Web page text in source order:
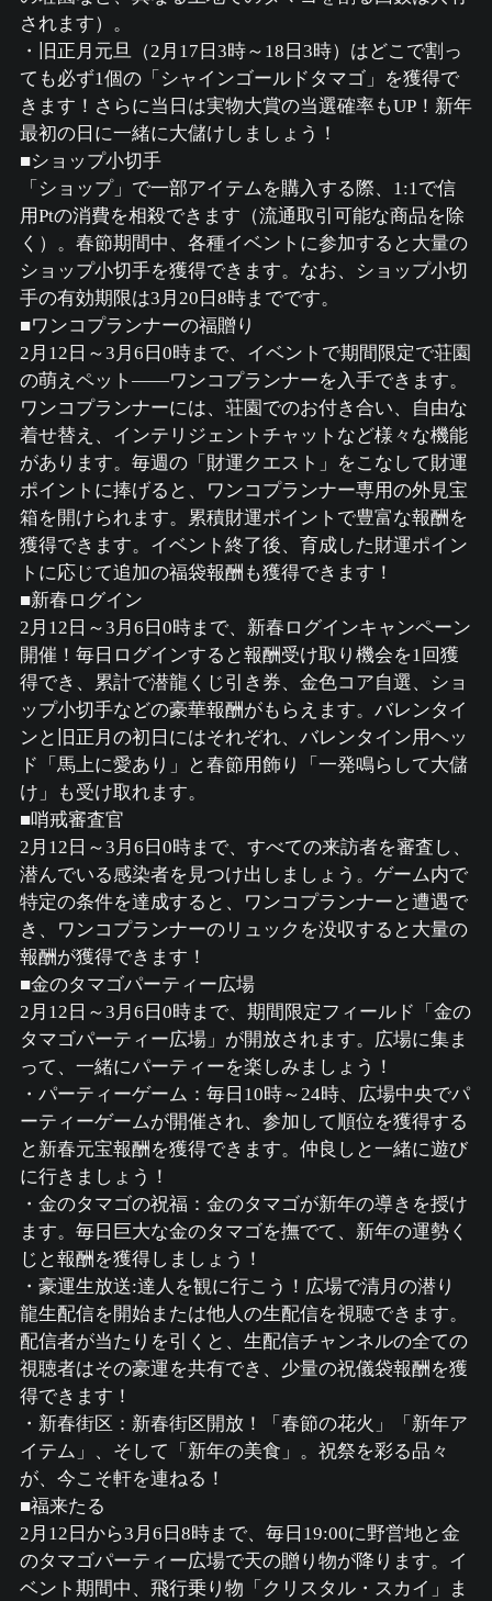
されます）。
・旧正月元旦（2月17日3時～18日3時）はどこで割っ
ても必ず1個の「シャインゴールドタマゴ」を獲得で
きます！さらに当日は実物大賞の当選確率もUP！新年
最初の日に一緒に大儲けしましょう！
■ショップ小切手
「ショップ」で一部アイテムを購入する際、1:1で信
用Ptの消費を相殺できます（流通取引可能な商品を除
く）。春節期間中、各種イベントに参加すると大量の
ショップ小切手を獲得できます。なお、ショップ小切
手の有効期限は3月20日8時までです。
■ワンコプランナーの福贈り
2月12日～3月6日0時まで、イベントで期間限定で荘園
の萌えペット——ワンコプランナーを入手できます。
ワンコプランナーには、荘園でのお付き合い、自由な
着せ替え、インテリジェントチャットなど様々な機能
があります。毎週の「財運クエスト」をこなして財運
ポイントに捧げると、ワンコプランナー専用の外見宝
箱を開けられます。累積財運ポイントで豊富な報酬を
獲得できます。イベント終了後、育成した財運ポイン
トに応じて追加の福袋報酬も獲得できます！
■新春ログイン
2月12日～3月6日0時まで、新春ログインキャンペーン
開催！毎日ログインすると報酬受け取り機会を1回獲
得でき、累計で潜龍くじ引き券、金色コア自選、ショ
ップ小切手などの豪華報酬がもらえます。バレンタイ
ンと旧正月の初日にはそれぞれ、バレンタイン用ヘッ
ド「馬上に愛あり」と春節用飾り「一発鳴らして大儲
け」も受け取れます。
■哨戒審査官
2月12日～3月6日0時まで、すべての来訪者を審査し、
潜んでいる感染者を見つけ出しましょう。ゲーム内で
特定の条件を達成すると、ワンコプランナーと遭遇で
き、ワンコプランナーのリュックを没収すると大量の
報酬が獲得できます！
■金のタマゴパーティー広場
2月12日～3月6日0時まで、期間限定フィールド「金の
タマゴパーティー広場」が開放されます。広場に集ま
って、一緒にパーティーを楽しみましょう！
・パーティーゲーム：毎日10時～24時、広場中央でパ
ーティーゲームが開催され、参加して順位を獲得する
と新春元宝報酬を獲得できます。仲良しと一緒に遊び
に行きましょう！
・金のタマゴの祝福：金のタマゴが新年の導きを授け
ます。毎日巨大な金のタマゴを撫でて、新年の運勢く
じと報酬を獲得しましょう！
・豪運生放送:達人を観に行こう！広場で清月の潜り
龍生配信を開始または他人の生配信を視聴できます。
配信者が当たりを引くと、生配信チャンネルの全ての
視聴者はその豪運を共有でき、少量の祝儀袋報酬を獲
得できます！
・新春街区：新春街区開放！「春節の花火」「新年ア
イテム」、そして「新年の美食」。祝祭を彩る品々
が、今こそ軒を連ねる！
■福来たる
2月12日から3月6日8時まで、毎日19:00に野営地と金
のタマゴパーティー広場で天の贈り物が降ります。イ
ベント期間中、飛行乗り物「クリスタル・スカイ」ま